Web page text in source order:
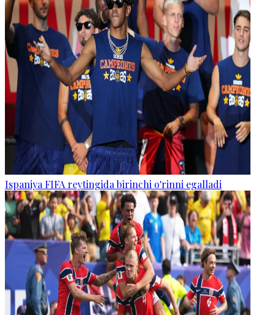
Ispaniya FIFA reytingida birinchi o'rinni egalladi